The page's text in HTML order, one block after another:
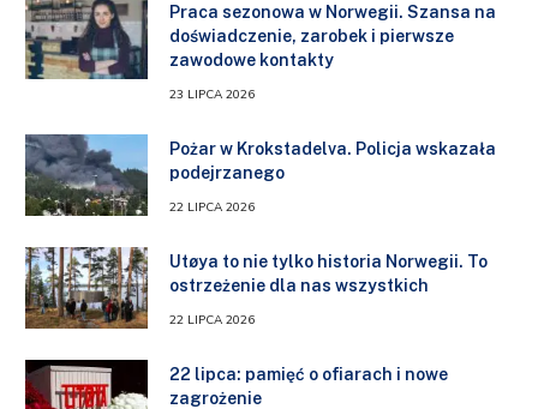
Praca sezonowa w Norwegii. Szansa na
doświadczenie, zarobek i pierwsze
zawodowe kontakty
23 LIPCA 2026
Pożar w Krokstadelva. Policja wskazała
podejrzanego
22 LIPCA 2026
Utøya to nie tylko historia Norwegii. To
ostrzeżenie dla nas wszystkich
22 LIPCA 2026
22 lipca: pamięć o ofiarach i nowe
zagrożenie